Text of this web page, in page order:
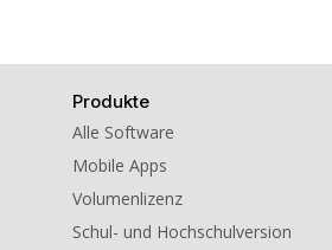
Produkte
Alle Software
Mobile Apps
Volumenlizenz
Schul- und Hochschulversion